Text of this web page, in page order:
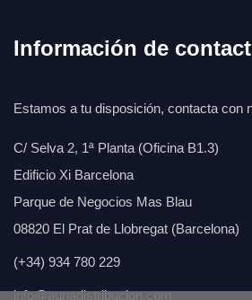
Información de
Estamos a tu disposición, contacta con
C/ Selva 2, 1ª Planta (Oficina B1.3)
Edificio Xi Barcelona
Parque de Negocios Mas Blau
08820 El Prat de Llobregat (Barcelona)
(+34) 934 780 229
info@aunadistribucion.com